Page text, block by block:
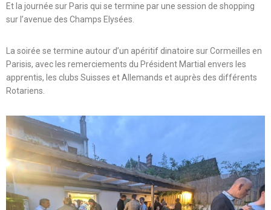
Et la journée sur Paris qui se termine par une session de shopping
sur l’avenue des Champs Elysées.
La soirée se termine autour d’un apéritif dinatoire sur Cormeilles en
Parisis, avec les remerciements du Président Martial envers les
apprentis, les clubs Suisses et Allemands et auprès des différents
Rotariens.